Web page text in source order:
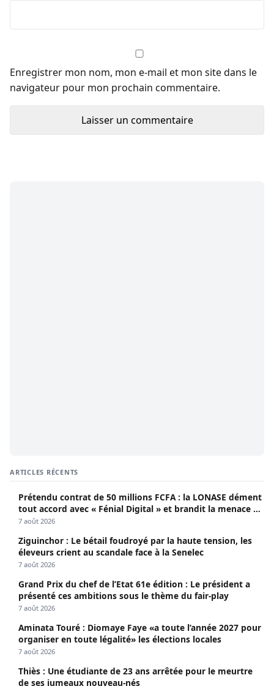
Enregistrer mon nom, mon e-mail et mon site dans le
navigateur pour mon prochain commentaire.
ARTICLES RÉCENTS
Prétendu contrat de 50 millions FCFA : la LONASE dément
tout accord avec « Fénial Digital » et brandit la menace de
poursuites
7 août 2026
Ziguinchor : Le bétail foudroyé par la haute tension, les
éleveurs crient au scandale face à la Senelec
7 août 2026
Grand Prix du chef de l’Etat 61e édition : Le président a
présenté ces ambitions sous le thème du fair-play
7 août 2026
Aminata Touré : Diomaye Faye «a toute l’année 2027 pour
organiser en toute légalité» les élections locales
7 août 2026
Thiès : Une étudiante de 23 ans arrêtée pour le meurtre
de ses jumeaux nouveau-nés